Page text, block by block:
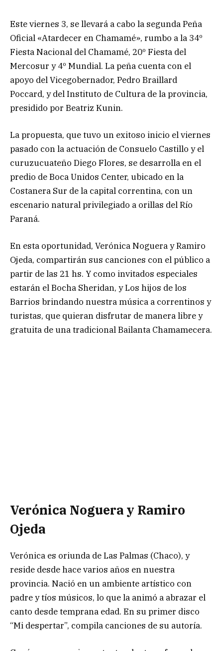
Este viernes 3, se llevará a cabo la segunda Peña
Oficial «Atardecer en Chamamé», rumbo a la 34º
Fiesta Nacional del Chamamé, 20º Fiesta del
Mercosur y 4º Mundial. La peña cuenta con el
apoyo del Vicegobernador, Pedro Braillard
Poccard, y del Instituto de Cultura de la provincia,
presidido por Beatriz Kunin.
La propuesta, que tuvo un exitoso inicio el viernes
pasado con la actuación de Consuelo Castillo y el
curuzucuateño Diego Flores, se desarrolla en el
predio de Boca Unidos Center, ubicado en la
Costanera Sur de la capital correntina, con un
escenario natural privilegiado a orillas del Río
Paraná.
En esta oportunidad, Verónica Noguera y Ramiro
Ojeda, compartirán sus canciones con el público a
partir de las 21 hs. Y como invitados especiales
estarán el Bocha Sheridan, y Los hijos de los
Barrios brindando nuestra música a correntinos y
turistas, que quieran disfrutar de manera libre y
gratuita de una tradicional Bailanta Chamamecera.
Verónica Noguera y Ramiro
Ojeda
Verónica es oriunda de Las Palmas (Chaco), y
reside desde hace varios años en nuestra
provincia. Nació en un ambiente artístico con
padre y tíos músicos, lo que la animó a abrazar el
canto desde temprana edad. En su primer disco
“Mi despertar”, compila canciones de su autoría.